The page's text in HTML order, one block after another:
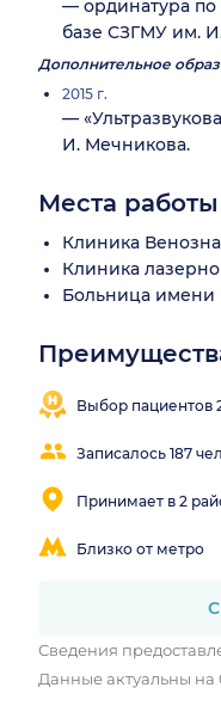
— ординатура по
базе СЗГМУ им.
Дополнительное
2015 г.
—
И. Мечникова.
Места работы
Клиника
Клиника
Больница имени
Выбор пациентов
Записалось 187
Принимает в 2
Близко от метро
объяснения
Находит
пациентом
Сведения
Данные актуальны на